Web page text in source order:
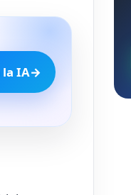
IA→